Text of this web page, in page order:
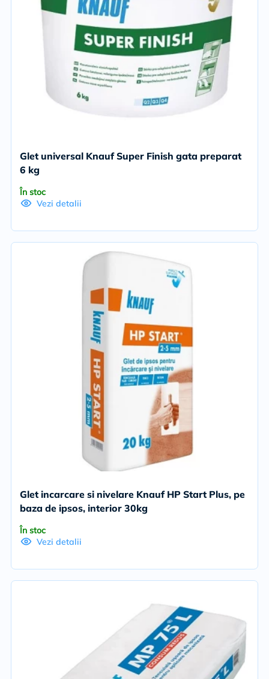
Glet universal Knauf Super Finish gata preparat
6 kg
În stoc
Vezi detalii
Glet incarcare si nivelare Knauf HP Start Plus, pe
baza de ipsos, interior 30kg
În stoc
Vezi detalii